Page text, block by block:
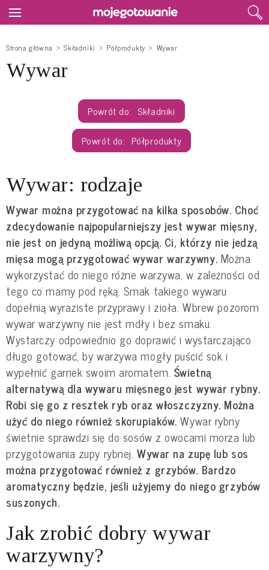
Strona główna Składniki Półprodukty Wywar
Wywar
Składniki
Półprodukty
Wywar: rodzaje
Wywar można przygotować na kilka sposobów. Choć
zdecydowanie najpopularniejszy jest wywar mięsny,
nie jest on jedyną możliwą opcją. Ci, którzy nie jedzą
mięsa mogą przygotować wywar warzywny. Można
wykorzystać do niego różne warzywa, w zależności od
tego co mamy pod ręką. Smak takiego wywaru
dopełnią wyraziste przyprawy i zioła. Wbrew pozorom
wywar warzywny nie jest mdły i bez smaku.
Wystarczy odpowiednio go doprawić i wystarczająco
długo gotować, by warzywa mogły puścić sok i
wypełnić garnek swoim aromatem. Świetną
alternatywą dla wywaru mięsnego jest wywar rybny.
Robi się go z resztek ryb oraz włoszczyzny. Można
użyć do niego również skorupiaków. Wywar rybny
świetnie sprawdzi się do sosów z owocami morza lub
przygotowania zupy rybnej. Wywar na zupę lub sos
można przygotować również z grzybów. Bardzo
aromatyczny będzie, jeśli użyjemy do niego grzybów
suszonych.
Jak zrobić dobry wywar
warzywny?